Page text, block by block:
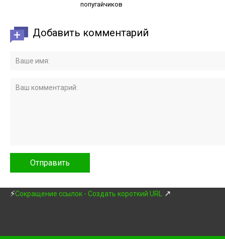
попугайчиков
Добавить комментарий
⚡Сокращение ссылок - Создать короткий URL ↗